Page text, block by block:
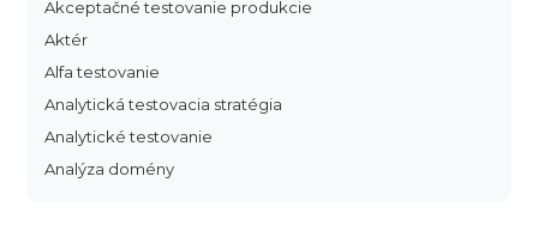
Akceptačné testovanie produkcie
Aktér
Alfa testovanie
Analytická testovacia stratégia
Analytické testovanie
Analýza domény